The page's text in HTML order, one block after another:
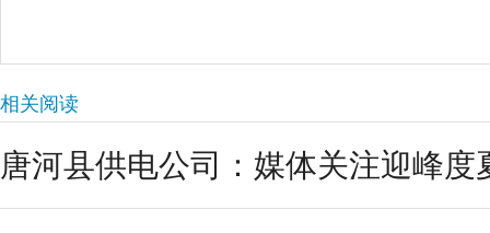
相关阅读
唐河县供电公司：媒体关注迎峰度